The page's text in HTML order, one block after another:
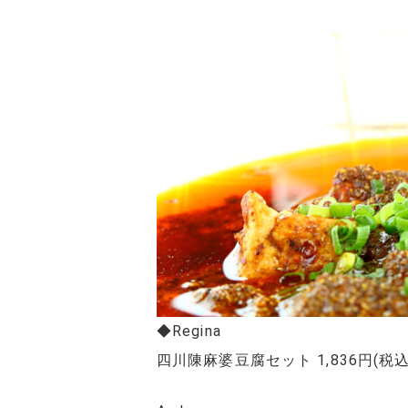
◆Regina
四川陳麻婆豆腐セット 1,836円(税